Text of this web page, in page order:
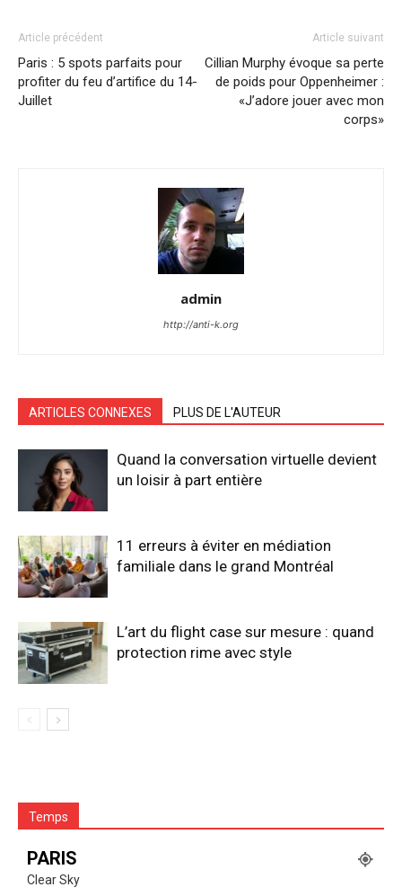
Article précédent
Paris : 5 spots parfaits pour
profiter du feu d’artifice du 14-
Juillet
Article suivant
Cillian Murphy évoque sa perte
de poids pour Oppenheimer :
«J’adore jouer avec mon
corps»
admin
http://anti-k.org
ARTICLES CONNEXES PLUS DE L'AUTEUR
Quand la conversation virtuelle devient
un loisir à part entière
11 erreurs à éviter en médiation
familiale dans le grand Montréal
L’art du flight case sur mesure : quand
protection rime avec style
Temps
PARIS
Clear Sky